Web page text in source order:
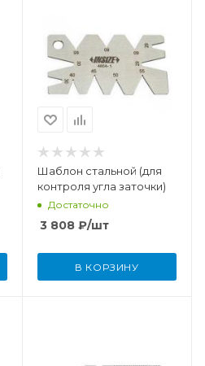
Шаблон стальной (для
контроля угла заточки)
Достаточно
3 808 ₽/шт
В КОРЗИНУ